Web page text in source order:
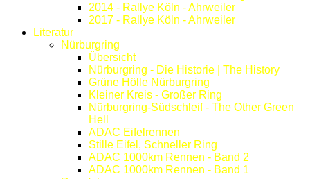
2014 - Rallye Köln - Ahrweiler
2017 - Rallye Köln - Ahrweiler
Literatur
Nürburgring
Übersicht
Nürburgring - Die Historie | The History
Grüne Hölle Nürburgring
Kleiner Kreis - Großer Ring
Nürburgring-Südschleif - The Other Green
Hell
ADAC Eifelrennen
Stille Eifel, Schneller Ring
ADAC 1000km Rennen - Band 2
ADAC 1000km Rennen - Band 1